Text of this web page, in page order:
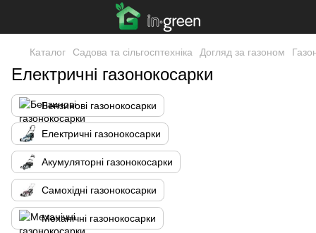
Каталог Садова та сільгосптехніка Догляд за газоном
Електричні газонокосарки
Бензинові газонокосарки
Електричні газонокосарки
Акумуляторні газонокосарки
Самохідні газонокосарки
Механічні газонокосарки